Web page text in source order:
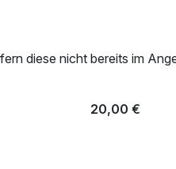
diese nicht bereits im
20,00 €